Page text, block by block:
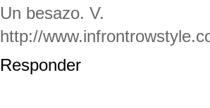
Un besazo. V.
http://
Responder